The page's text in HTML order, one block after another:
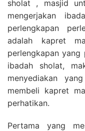
sholat , masjid
mengerjakan
perlengkapan
adalah kapret
perlengkapan
ibadah sholat,
menyediakan
membeli kapret
perhatikan.
Pertama yang